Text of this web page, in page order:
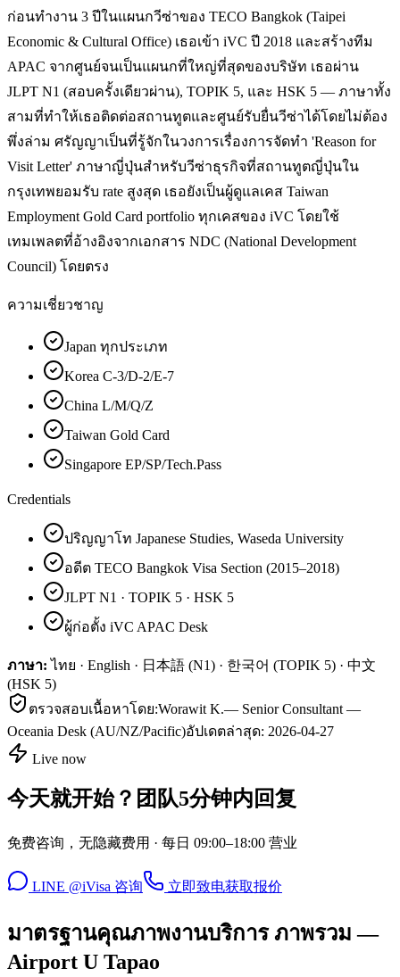
ก่อนทำงาน 3 ปีในแผนกวีซ่าของ TECO Bangkok (Taipei
Economic & Cultural Office) เธอเข้า iVC ปี 2018 และสร้างทีม
APAC จากศูนย์จนเป็นแผนกที่ใหญ่ที่สุดของบริษัท เธอผ่าน
JLPT N1 (สอบครั้งเดียวผ่าน), TOPIK 5, และ HSK 5 — ภาษาทั้ง
สามที่ทำให้เธอติดต่อสถานทูตและศูนย์รับยื่นวีซ่าได้โดยไม่ต้อง
พึ่งล่าม ศรัญญาเป็นที่รู้จักในวงการเรื่องการจัดทำ 'Reason for
Visit Letter' ภาษาญี่ปุ่นสำหรับวีซ่าธุรกิจที่สถานทูตญี่ปุ่นใน
กรุงเทพยอมรับ rate สูงสุด เธอยังเป็นผู้ดูแลเคส Taiwan
Employment Gold Card portfolio ทุกเคสของ iVC โดยใช้
เทมเพลตที่อ้างอิงจากเอกสาร NDC (National Development
Council) โดยตรง
ความเชี่ยวชาญ
Japan ทุกประเภท
Korea C-3/D-2/E-7
China L/M/Q/Z
Taiwan Gold Card
Singapore EP/SP/Tech.Pass
Credentials
ปริญญาโท Japanese Studies, Waseda University
อดีต TECO Bangkok Visa Section (2015–2018)
JLPT N1 · TOPIK 5 · HSK 5
ผู้ก่อตั้ง iVC APAC Desk
ภาษา: ไทย · English · 日本語 (N1) · 한국어 (TOPIK 5) · 中文
(HSK 5)
ตรวจสอบเนื้อหาโดย:Worawit K.— Senior Consultant —
Oceania Desk (AU/NZ/Pacific)อัปเดตล่าสุด: 2026-04-27
Live now
今天就开始？团队5分钟内回复
免费咨询，无隐藏费用 · 每日 09:00–18:00 营业
LINE @iVisa 咨询 立即致电获取报价
มาตรฐานคุณภาพงานบริการ ภาพรวม —
Airport U Tapao